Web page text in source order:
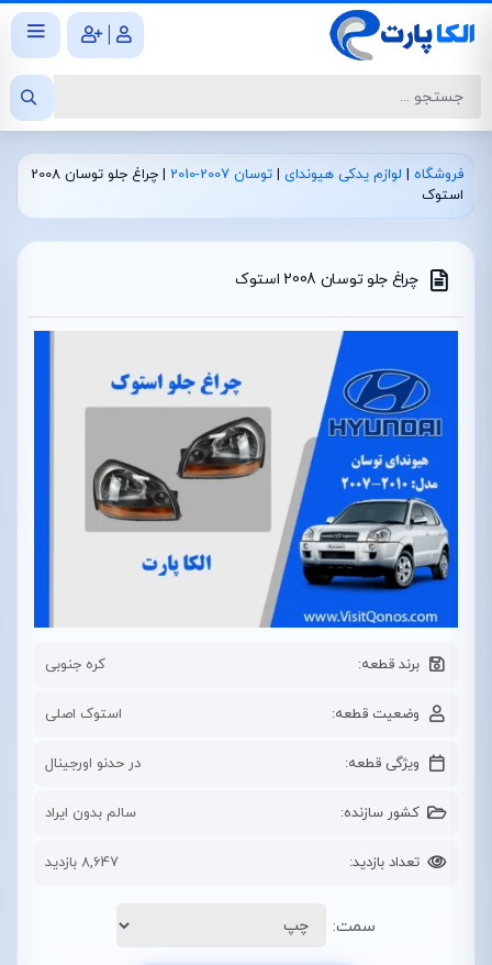
|
فروشگاه | لوازم یدکی هیوندای | توسان 2007-2010 |
چراغ جلو توسان 2008
استوک
چراغ جلو توسان 2008 استوک
برند قطعه: کره جنوبی
وضعیت قطعه: استوک اصلی
ویژگی قطعه: در حدنو اورجینال
کشور سازنده: سالم بدون ایراد
تعداد بازدید: 8,647 بازدید
سمت: